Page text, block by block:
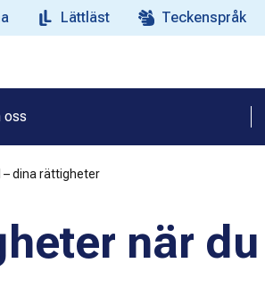
Lättläst Teckenspråk
oss
– dina rättigheter
när du